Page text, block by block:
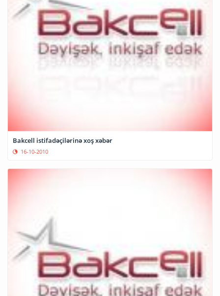
Bakcell istifadəçilərinə xoş xəbər
16-10-2010